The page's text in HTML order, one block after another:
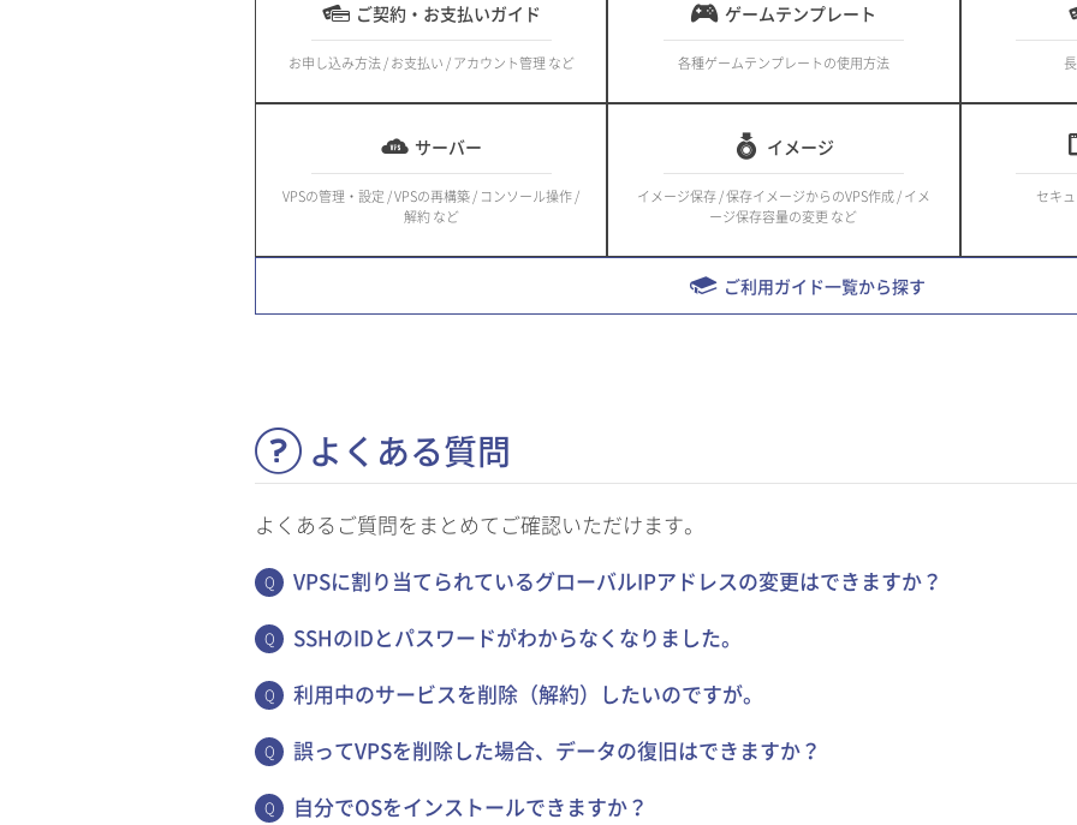
ご契約・お支払いガイド
お申し込み方法 / お支払い / アカウント管理 など
ゲームテンプレート
各種ゲームテンプレートの使用方法
サーバー
VPSの管理・設定 / VPSの再構築 / コンソール操作 /
解約 など
イメージ
イメージ保存 / 保存イメージからのVPS作成 / イメ
ージ保存容量の変更 など
セキ
ご利用ガイド一覧から探す
よくある質問
よくあるご質問をまとめてご確認いただけます。
VPSに割り当てられているグローバルIPアドレスの変更はできますか？
SSHのIDとパスワードがわからなくなりました。
利用中のサービスを削除（解約）したいのですが。
誤ってVPSを削除した場合、データの復旧はできますか？
自分でOSをインストールできますか？